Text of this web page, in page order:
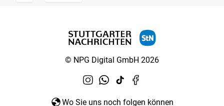
© NPG Digital GmbH 2026
Wo Sie uns noch folgen können